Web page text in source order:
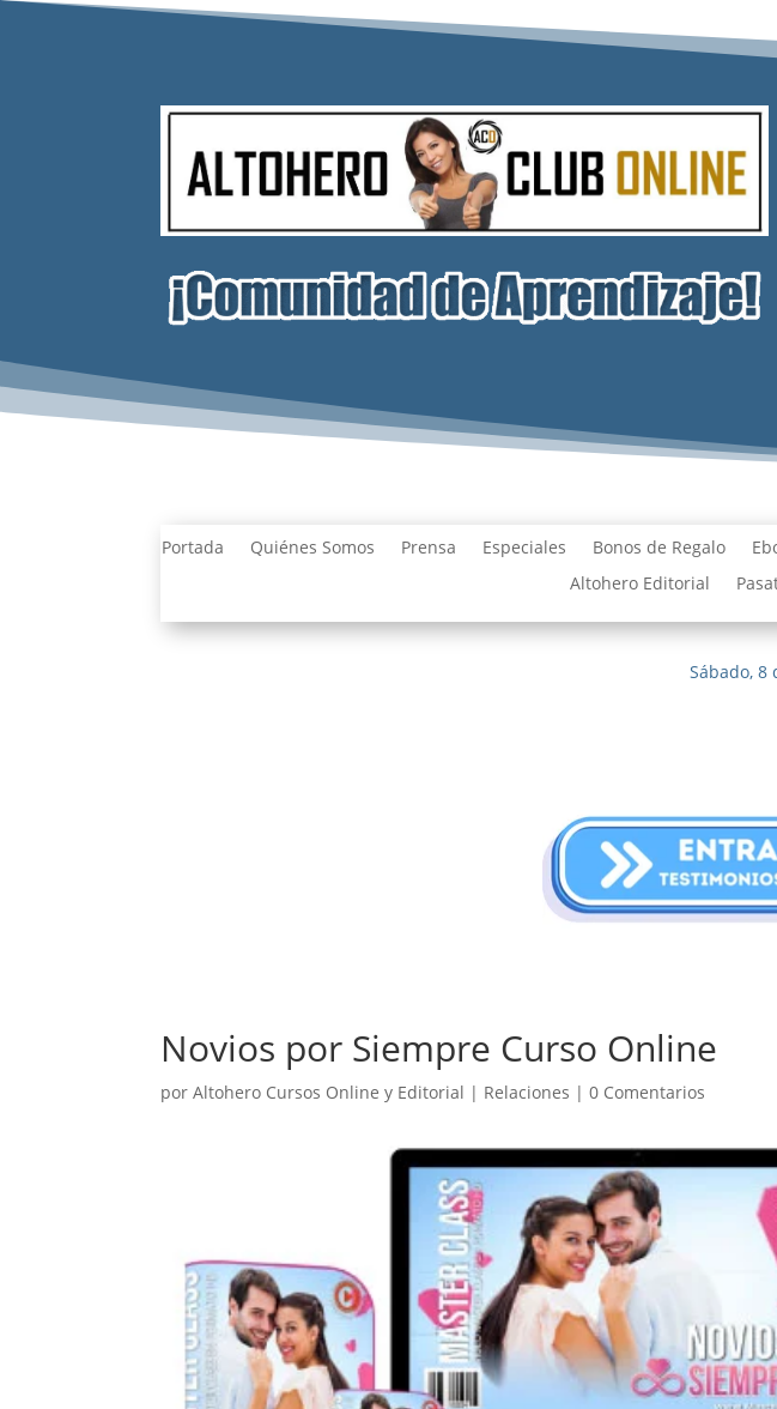
Portada Quiénes Somos Prensa Especiales Bonos de Regalo
Altohero Editorial
Sábado, 8
Novios por Siempre Curso Online
porAltohero Cursos Online y Editorial | Relaciones |0 Comentarios